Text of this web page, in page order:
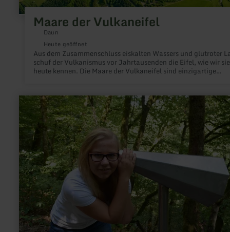
Maare der Vulkaneifel
Daun
Heute geöffnet
Aus dem Zusammenschluss eiskalten Wassers und glutroter
schuf der Vulkanismus vor Jahrtausenden die Eifel, wie wir sie
heute kennen. Die Maare der Vulkaneifel sind einzigartige
Vulkanismus und werden dich in ihren Bann ziehen. Einige
sind im Sommer als Badeorte besonders beliebt, andere
Trockenmaare mit gigantischen Ausmaßen die Landschaft.
mehr
erfahren
zu:
Achtsamkeitspunkt
"Ort
des
Hörens"